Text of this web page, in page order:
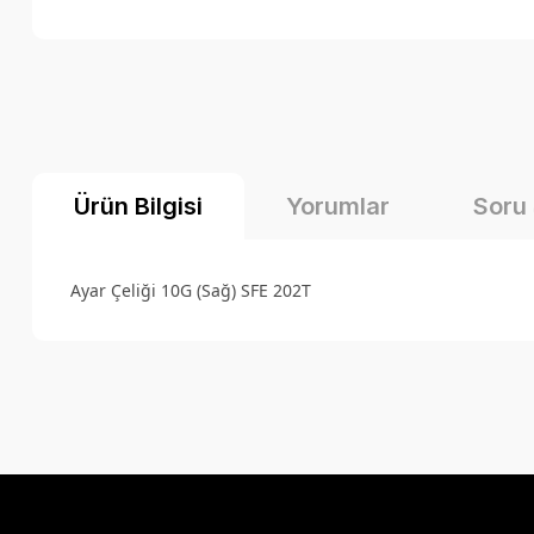
Ürün Bilgisi Yorumlar Soru
Ayar Çeliği 10G (Sağ) SFE 202T
Ürün resmi kalitesiz, bozuk veya görüntülenemiyor.